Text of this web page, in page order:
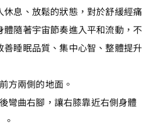
息、放鬆的狀態，對於舒緩經痛
體隨著宇宙節奏進入平和流動，不
睡眠品質、集中心智、整體提升
方兩側的地面。
彎曲右腳，讓右膝靠近右側身體